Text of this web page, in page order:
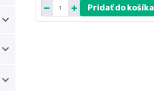
Pridať do košíka